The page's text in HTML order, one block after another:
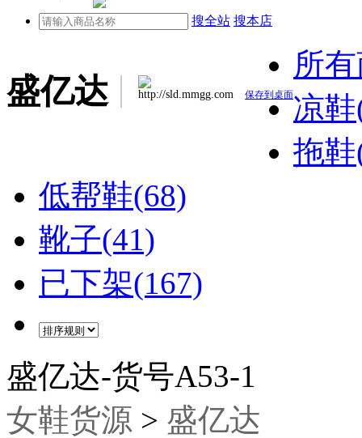
搜全站 搜本店
盛亿达 http://sld.mmgg.com 保存到桌面
所
凉
拖
低帮鞋(68)
靴子(41)
已下架(167)
盛亿达-货号A53-1
女鞋货源 > 盛亿达